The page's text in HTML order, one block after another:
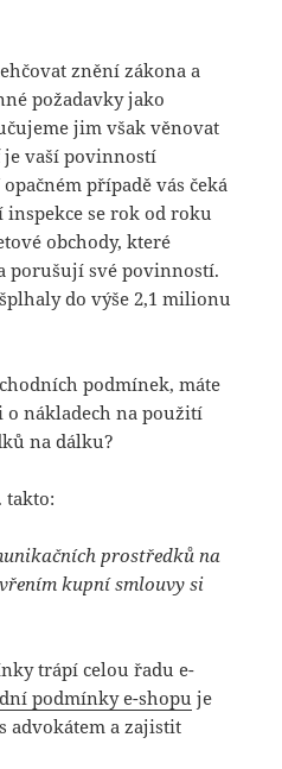
znění zákona a
požadavky jako
jim však věnovat
vaší povinností
případě vás čeká
inspekce se rok od roku
obchody, které
porušují své povinností.
do výše 2,1 milionu
podmínek, máte
nákladech na použití
na dálku?
takto:
prostředků na
kupní smlouvy si
trápí celou řadu e-
podmínky e-shopu je
advokátem a zajistit